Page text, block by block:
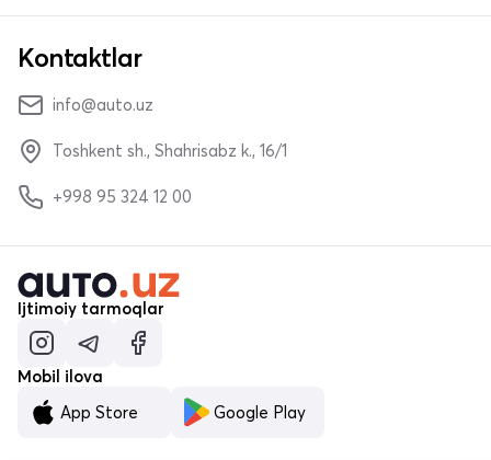
Kontaktlar
info@auto.uz
Toshkent sh., Shahrisabz k., 16/1
+998 95 324 12 00
Ijtimoiy tarmoqlar
Mobil ilova
App Store
Google Play